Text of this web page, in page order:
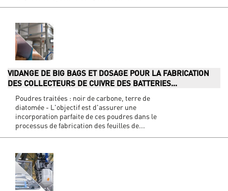
VIDANGE DE BIG BAGS ET DOSAGE POUR LA FABRICATION
DES COLLECTEURS DE CUIVRE DES BATTERIES...
Poudres traitées : noir de carbone, terre de
diatomée - L'objectif est d'assurer une
incorporation parfaite de ces poudres dans le
processus de fabrication des feuilles de...